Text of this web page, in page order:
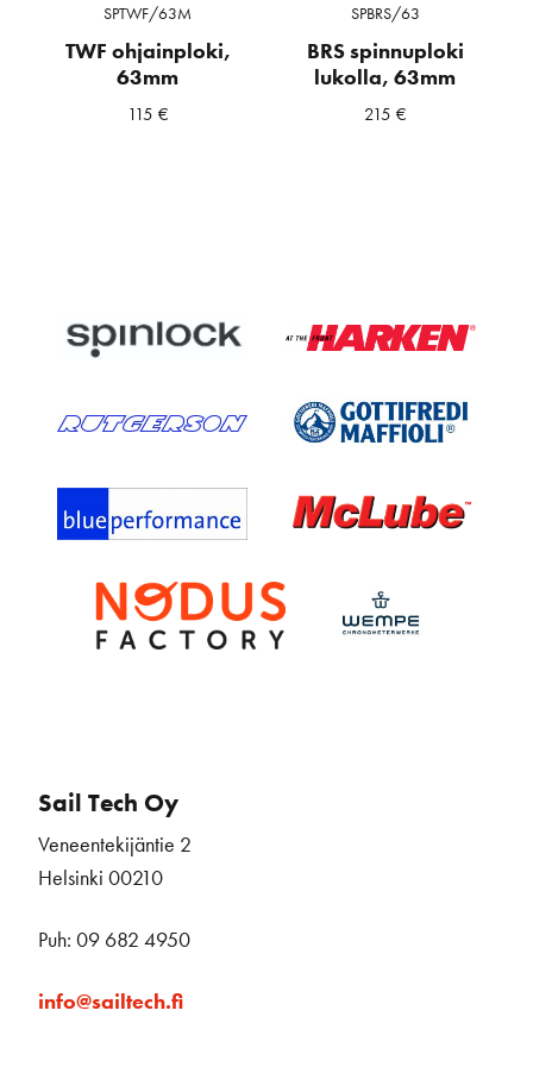
SPTWF/63M
TWF ohjainploki,
63mm
115 €
SPBRS/63
BRS spinnuploki
lukolla, 63mm
215 €
Sail Tech Oy
Veneentekijäntie 2
Helsinki 00210
Puh: 09 682 4950
info@sailtech.fi